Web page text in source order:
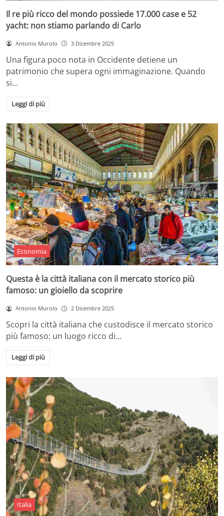
Il re più ricco del mondo possiede 17.000 case e 52
yacht: non stiamo parlando di Carlo
Antonio Murolo 3 Dicembre 2025
Una figura poco nota in Occidente detiene un
patrimonio che supera ogni immaginazione. Quando
si…
Leggi di più
Economia
Questa è la città italiana con il mercato storico più
famoso: un gioiello da scoprire
Antonio Murolo 2 Dicembre 2025
Scopri la città italiana che custodisce il mercato storico
più famoso: un luogo ricco di…
Leggi di più
Italia